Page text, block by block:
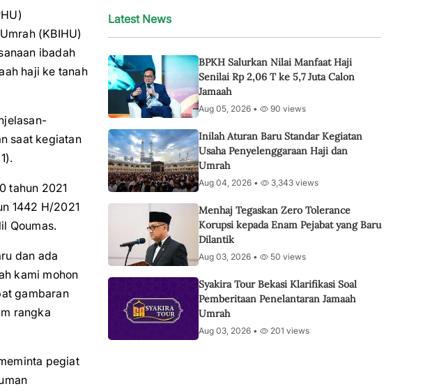
(KBIHU)
ibadah
haji ke tanah
saat kegiatan
tahun 2021
1442 H/2021
Qoumas.
dan ada
kami mohon
gambaran
rangka
pegiat
Latest News
BPKH Salurkan Nilai Manfaat Haji
Senilai Rp 2,06 T ke 5,7 Juta Calon
Jamaah
Aug 05, 2026 • 90 views
Inilah Aturan Baru Standar Kegiatan
Usaha Penyelenggaraan Haji dan
Umrah
Aug 04, 2026 • 3,343 views
Menhaj Tegaskan Zero Tolerance
Korupsi kepada Enam Pejabat yang Baru
Dilantik
Aug 03, 2026 • 50 views
Syakira Tour Bekasi Klarifikasi Soal
Pemberitaan Penelantaran Jamaah
Umrah
Aug 03, 2026 • 201 views